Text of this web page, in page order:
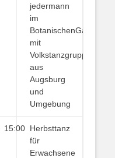
jedermann
im
BotanischenGarten
mit
Volkstanzgruppen
aus
Augsburg
und
Umgebung
15:00 Herbsttanz
für
Erwachsene